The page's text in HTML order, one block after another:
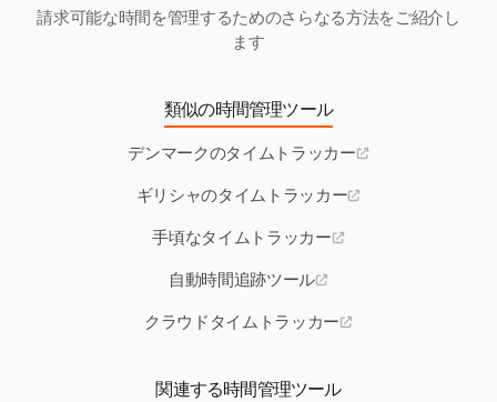
請求可能な時間を管理するためのさらなる方法をご紹介し
ます
類似の時間管理ツール
デンマークのタイムトラッカー
ギリシャのタイムトラッカー
手頃なタイムトラッカー
自動時間追跡ツール
クラウドタイムトラッカー
関連する時間管理ツール